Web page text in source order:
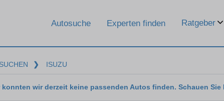
Autosuche Experten finden Ratgeber
❯ ISUZU
konnten wir derzeit keine passenden Autos finden. Schauen Sie